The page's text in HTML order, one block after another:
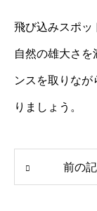
飛び込みスポッ
自然の雄大さ
ンスを取りな
りましょう。
前の